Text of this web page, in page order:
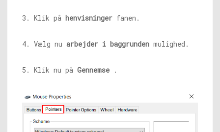
3. Klik på henvisninger fanen.
4. Vælg nu arbejder i baggrunden mulighed.
5. Klik nu på Gennemse .